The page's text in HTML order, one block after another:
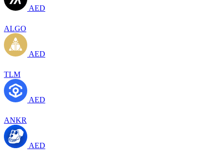
AED
ALGO
AED
TLM
AED
ANKR
AED